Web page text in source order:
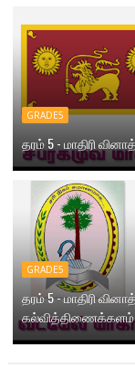
GRADE5
தரம் 5 - மாதிரி
GRADE5
தரம் 5 - மாதிரி
கல்வித்திணைக்களம்